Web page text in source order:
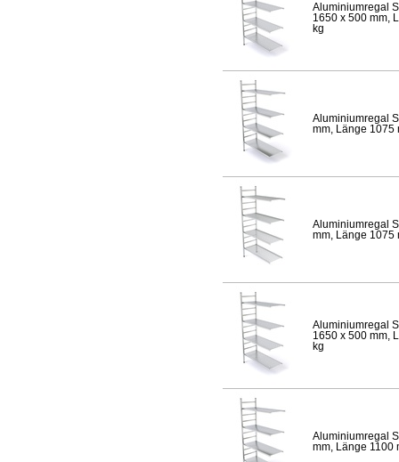
Aluminiumregal
1650 x 500 mm,
kg
Aluminiumregal
mm, Länge 1075
Aluminiumregal
mm, Länge 1075
Aluminiumregal
1650 x 500 mm,
kg
Aluminiumregal
mm, Länge 1100